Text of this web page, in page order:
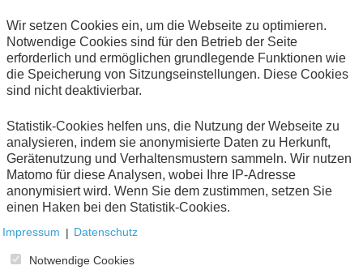
in bestehenden Netzwerken auch zu propagieren.
Der letzte Impulsvortrag war ebenfalls sehr
praxisorientiert. Ahmed Demir vom
Bundesrechnungshof stellte dem Teilnehmerkreis das
anhand seiner Einrichtung vor. Neben der Erläuterung
der Organisation und des Mandats des
Bundesrechnungshofes beschrieb der Referent mit
Hilfe von einigen Beispielen, wie der
Bundesrechnungshof die Nachhaltigkeit im Rahmen
der Haushalts- und Wirtschaftsführung des Bundes
prüfe. Er erläuterte die Prüfungsansätze wie auch die
Prozesse näher. Langfristige, tragfähige und
nachhaltige Staatsfinanzen sicherten die
Wir setzen Cookies ein, um die Webseite zu optimieren.
Notwendige Cookies sind für den Betrieb der Seite
erforderlich und ermöglichen grundlegende Funktionen wie
die Speicherung von Sitzungseinstellungen. Diese Cookies
sind nicht deaktivierbar.
Statistik-Cookies helfen uns, die Nutzung der Webseite zu
analysieren, indem sie anonymisierte Daten zu Herkunft,
Gerätenutzung und Verhaltensmustern sammeln. Wir nutzen
Matomo für diese Analysen, wobei Ihre IP-Adresse
anonymisiert wird. Wenn Sie dem zustimmen, setzen Sie
einen Haken bei den Statistik-Cookies.
Impressum | Datenschutz
Notwendige Cookies